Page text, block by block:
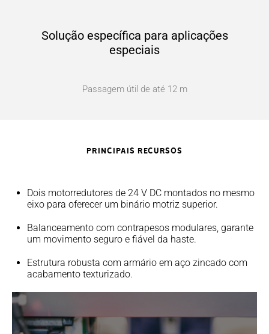
Solução específica para aplicações
especiais
Passagem útil de até 12 m
PRINCIPAIS RECURSOS
Dois motorredutores de 24 V DC montados no mesmo
eixo para oferecer um binário motriz superior.
Balanceamento com contrapesos modulares, garante
um movimento seguro e fiável da haste.
Estrutura robusta com armário em aço zincado com
acabamento texturizado.